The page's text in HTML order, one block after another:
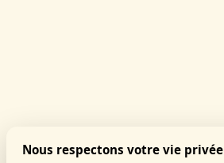
Nous respectons votre vie privée